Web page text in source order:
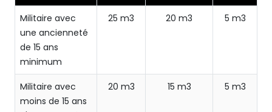
Militaire avec
une ancienneté
de 15 ans
minimum
25 m3 20 m3 5 m3
Militaire avec
moins de 15 ans
20 m3 15 m3 5 m3